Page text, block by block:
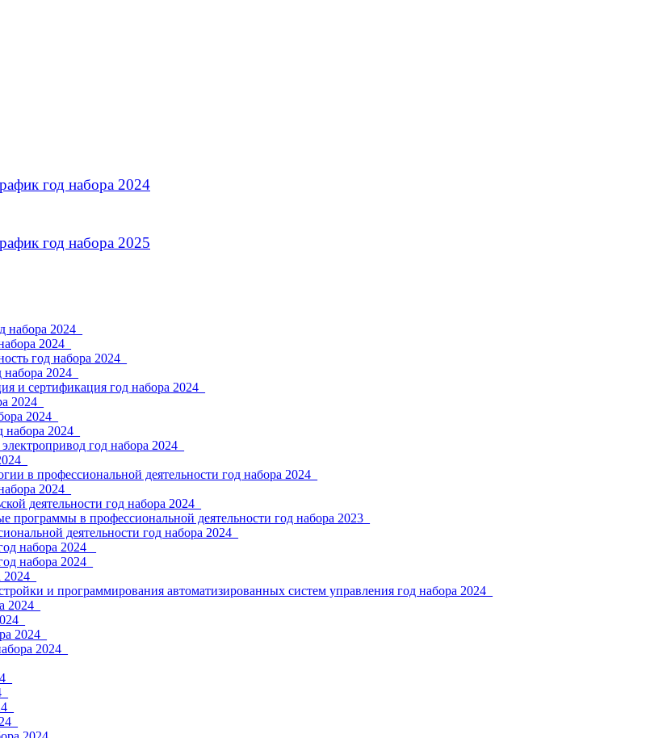
год набора 2024
год набора 2025
2024_
2024_
год набора 2024_
2024_
и сертификация год набора 2024_
2024_
2024_
2024_
год набора 2024_
профессиональной деятельности год набора 2024_
2024_
деятельности год набора 2024_
в профессиональной деятельности год набора 2023_
деятельности год набора 2024_
набора 2024 _
набора 2024_
и программирования автоматизированных систем управления год набора 2024_
2024_
2024_